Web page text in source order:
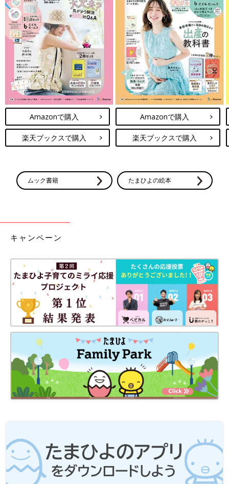
Amazonで購入
楽天ブックスで購入
Amazonで購入
楽天ブックスで購入
ムック書籍 たまひよの絵本
キャンペーン